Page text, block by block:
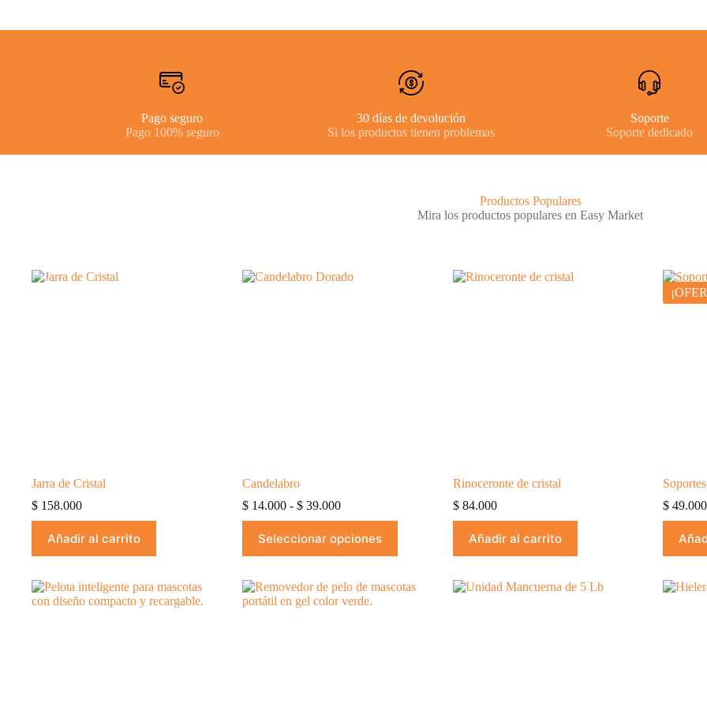
Pago seguro
Pago 100% seguro
30 días de devolución
Si los productos tienen problemas
Soporte
Soporte dedicado
Productos Populares
Mira los productos populares en Easy Market
Jarra de Cristal
$ 158.000
Añadir al carrito
Candelabro
$14.000 - $39.000Rango
de
precios:
desde
$ 39.000
Seleccionar opciones
producto
tiene
variantes.
Las
opciones
Rinoceronte de cristal
$84.000
Añadir al carrito
$ 49.000